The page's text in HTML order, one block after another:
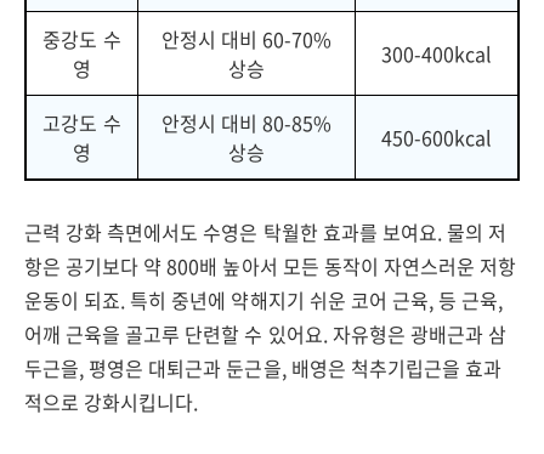
중강도 수
영
안정시 대비 60-70%
상승
300-400kcal
고강도 수
영
안정시 대비 80-85%
상승
450-600kcal
근력 강화 측면에서도 수영은 탁월한 효과를 보여요. 물의 저
항은 공기보다 약 800배 높아서 모든 동작이 자연스러운 저항
운동이 되죠. 특히 중년에 약해지기 쉬운 코어 근육, 등 근육,
어깨 근육을 골고루 단련할 수 있어요. 자유형은 광배근과 삼
두근을, 평영은 대퇴근과 둔근을, 배영은 척추기립근을 효과
적으로 강화시킵니다.